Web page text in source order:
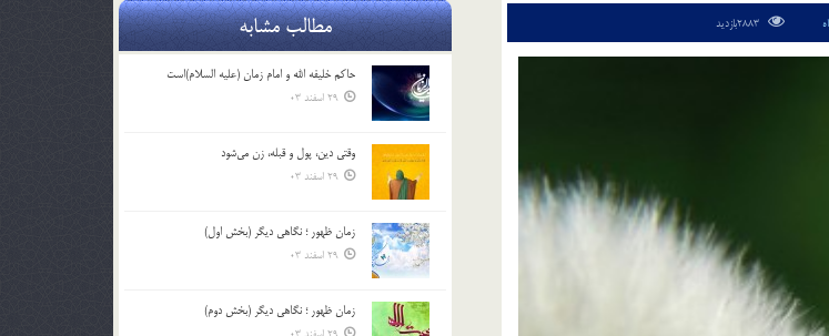
صدا
کلیدهای
مطالب مشابه
حاکم خليفه الله و امام زمان (علیه السلام)است
29 اسفند 03
وقتی دین، پول و قبله، زن می‌شود
29 اسفند 03
زمان ظهور ؛ نگاهی دیگر (بخش اول)
29 اسفند 03
زمان ظهور ؛ نگاهی دیگر (بخش دوم)